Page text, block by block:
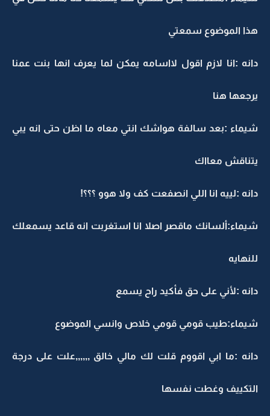
هذا الموضوع سمعتي
دانه :انا لازم اقول لااسامه يمكن لما يعرف انها بنت عمنا
يرجعها هنا
شيماء :بعد سالفة هواشك انتي معاه ما اظن حتى انه يبي
يتناقش معااك
دانه :لييه انا اللي انصفعت كف ولا هوو ؟؟؟!
شيماء:ألسانك ماقصر اصلا انا استغربت انه قاعد يسمعلك
للنهايه
دانه :لأني على حق فأكيد راح يسمع
شيماء:طيب قومي قومي خلاص وانسي الموضوع
دانه :ما ابي اقووم قلت لك مالي خالق ,,,,,,علت على درجة
التكييف وغطت نفسها